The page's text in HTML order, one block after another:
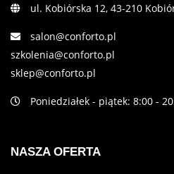
ul. Kobiórska 12, 43-210
salon@conforto.pl
szkolenia@conforto.pl
sklep@conforto.pl
Poniedziałek - piątek: 8:00 -
NASZA OFERTA